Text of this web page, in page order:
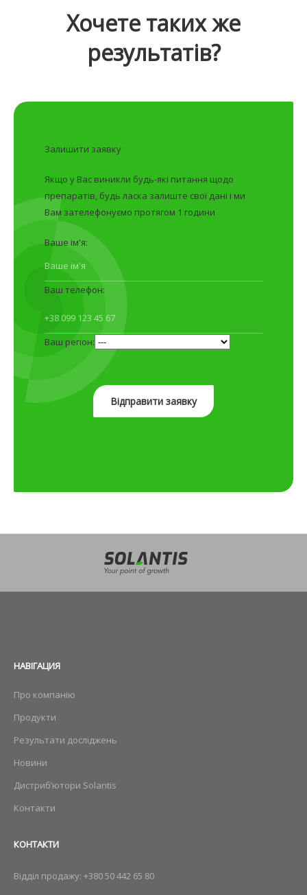
Хочете таких же
результатів?
Залишити заявку
Якщо у Вас виникли будь-які питання щодо
препаратів, будь ласка залиште свої дані і ми
Вам зателефонуємо протягом 1 години
Ваше ім'я:
Ваш телефон:
Ваш регіон:
НАВIГАЦИЯ
Про компанію
Продукти
Результати досліджень
Новини
Дистриб’ютори Solantis
Контакти
КОНТАКТИ
Відділ продажу: +380 50 442 65 80